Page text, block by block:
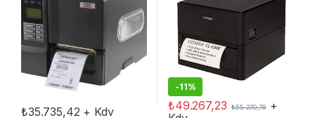
₺35.735,42 + Kdv
-11%
₺49.267,23 ₺55.270,78+